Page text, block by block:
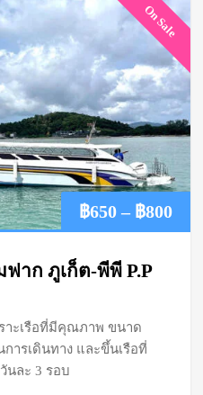
On Sale
฿650 – ฿800Price
าก ภูเก็ต-พีพี P.P
าะเรือที่มีคุณภาพ ขนาด
ารเดินทาง และขึ้นเรือที่
นละ 3 รอบ